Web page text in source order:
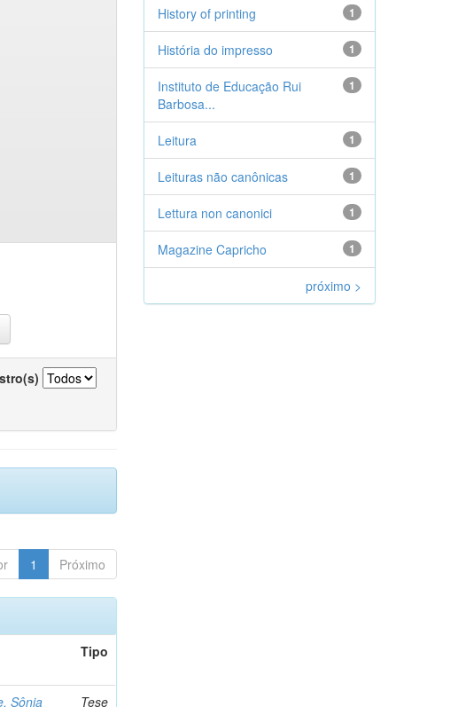
1 Próximo
Tipo
Sônia Tese
1
History of printing
1
História do impresso
1
Instituto de Educação Rui
Barbosa...
1
Leitura
1
Leituras não canônicas
1
Lettura non canonici
1
Magazine Capricho
próximo >